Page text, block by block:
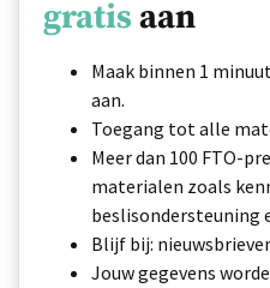
gratis aan
Maak binnen 1
aan.
Toegang tot alle
Meer dan 100 FTO-
materialen zoals
beslisondersteuning
Blijf bij:
Jouw gegevens